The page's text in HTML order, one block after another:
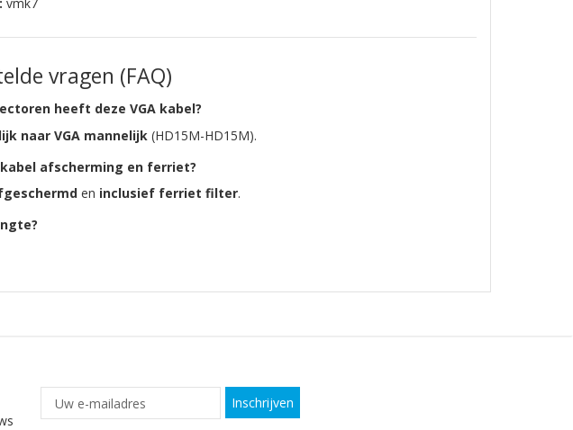
vragen (FAQ)
heeft deze VGA kabel?
naar VGA mannelijk (HD15M-HD15M).
afscherming en ferriet?
en inclusief ferriet filter.
Inschrijven